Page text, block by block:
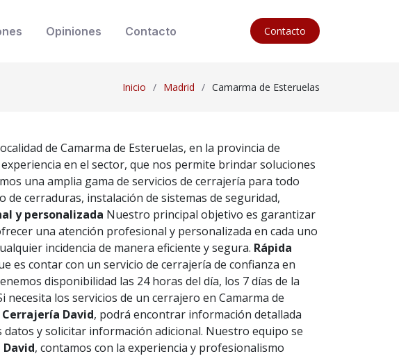
Opiniones Contacto Contacto
Inicio Madrid Camarma de Esteruelas
de Camarma de Esteruelas, en la provincia de
en el sector, que nos permite brindar soluciones
una amplia gama de servicios de cerrajería para todo
de cerraduras, instalación de sistemas de seguridad,
y personalizada Nuestro principal objetivo es garantizar
una atención profesional y personalizada en cada uno
incidencia de manera eficiente y segura. Rápida
es contar con un servicio de cerrajería de confianza en
disponibilidad las 24 horas del día, los 7 días de la
necesita los servicios de un cerrajero en Camarma de
Cerrajería David, podrá encontrar información detallada
y solicitar información adicional. Nuestro equipo se
, contamos con la experiencia y profesionalismo